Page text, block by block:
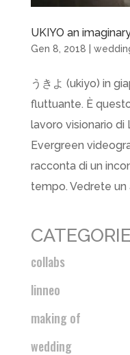
UKIYO an
Gen 8, 2018 |
うきよ (ukiyo) in
fluttuante. È
lavoro visionario di
Evergreen
racconta di un
tempo. Vedrete un
CATEGORIE
collabs
linneo
making of
wedding